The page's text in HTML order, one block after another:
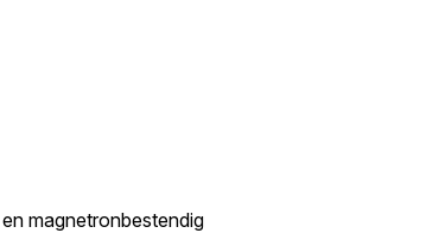
magnetronbestendig